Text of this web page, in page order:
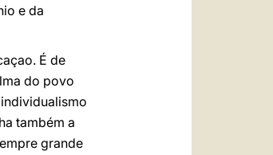
e da
É de
do povo
também a
grande